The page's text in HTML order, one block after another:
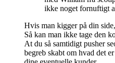
ikke noget fornuftigt
Hvis man kigger på din
Så kan man ikke tage den
At du så samtidigt pusher
begreb skabt om hvad det